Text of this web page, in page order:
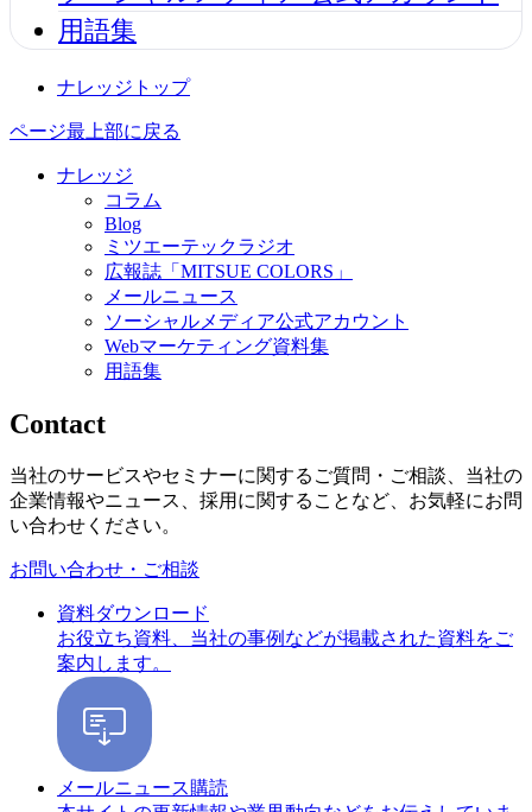
用語集
ナレッジトップ
ページ最上部に戻る
ナレッジ
コラム
Blog
ミツエーテックラジオ
広報誌「MITSUE COLORS」
メールニュース
ソーシャルメディア公式アカウント
Webマーケティング資料集
用語集
Contact
当社のサービスやセミナーに関するご質問・ご相談、当社の
企業情報やニュース、採用に関することなど、お気軽にお問
い合わせください。
お問い合わせ・ご相談
資料ダウンロード
お役立ち資料、当社の事例などが掲載された資料をご
案内します。
メールニュース購読